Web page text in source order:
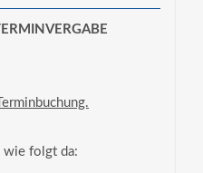
wie folgt da: